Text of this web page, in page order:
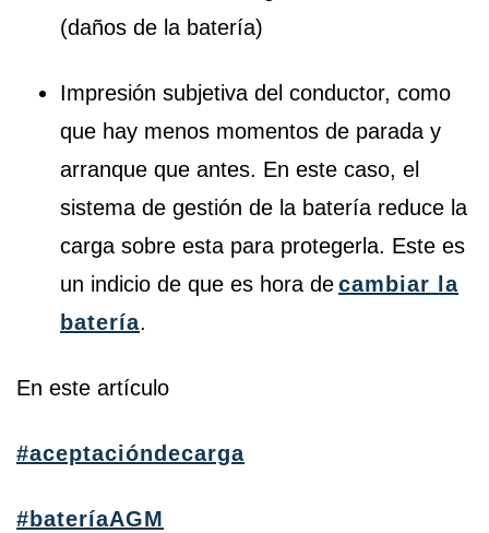
(daños de la batería)
Impresión subjetiva del conductor, como
que hay menos momentos de parada y
arranque que antes. En este caso, el
sistema de gestión de la batería reduce la
carga sobre esta para protegerla. Este es
un indicio de que es hora decambiar la
batería.
En este artículo
#aceptacióndecarga
#bateríaAGM